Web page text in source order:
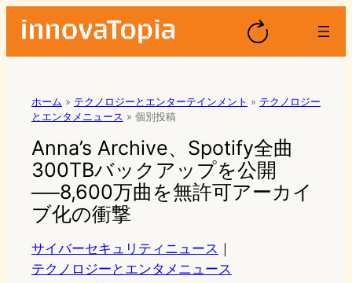
ホーム » テクノロジーとエンターテインメント » テクノロジー
とエンタメニュース » 個別投稿
Anna’s Archive、Spotify全曲
300TBバックアップを公開
──8,600万曲を無許可アーカイ
ブ化の衝撃
サイバーセキュリティニュース ｜
テクノロジーとエンタメニュース